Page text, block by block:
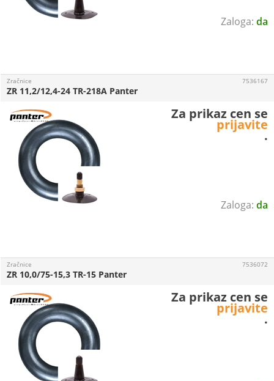
da
da
Zračnice
ZR 11,2/12,4-24 TR-218A Panter
7536167
Za prikaz cen se
prijavite
.
Zračnice
ZR 10,0/75-15,3 TR-15 Panter
7536072
Za prikaz cen se
prijavite
.